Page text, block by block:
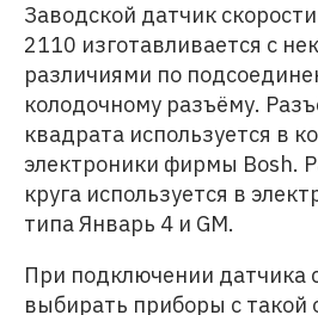
Заводской датчик
2110 изготавливается с
различиями по
колодочному разъёму.
квадрата используется в
электроники фирмы Bosh.
круга используется в
типа Январь 4 и GM.
При подключении датчика
выбирать приборы с такой